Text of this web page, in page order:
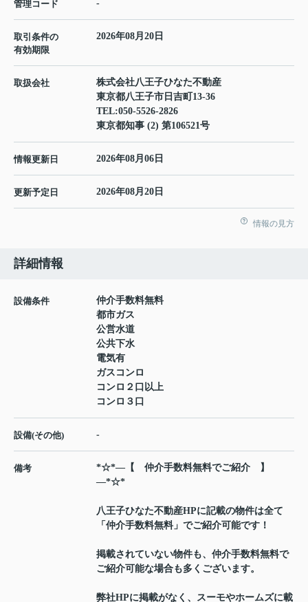
管理コード -
取引条件の
有効期限
2026年08月20日
取扱会社
株式会社八王子ひなた不動産
東京都八王子市日吉町13-36
TEL:050-5526-2826
東京都知事 (2) 第106521号
情報更新日 2026年08月06日
更新予定日 2026年08月20日
情報の見方
詳細情報
設備条件
仲介手数料無料
都市ガス
公営水道
公共下水
電気有
ガスコンロ
コンロ２口以上
コンロ３口
設備(その他) -
備考
*☆*―【 仲介手数料無料でご紹介 】
―*☆*
八王子ひなた不動産HPに記載の物件は全て
「仲介手数料無料」でご紹介可能です！
掲載されていない物件も、仲介手数料無料で
ご紹介可能な場合も多くございます。
弊社HPに掲載がなく、スーモやホームズに載